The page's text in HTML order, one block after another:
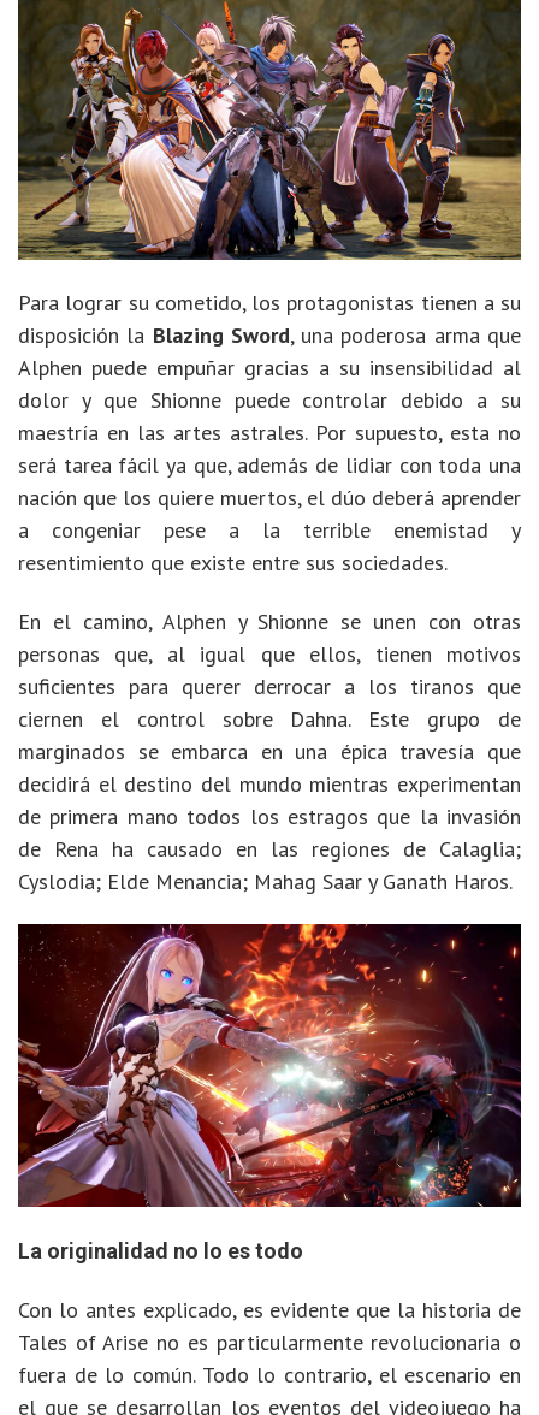
Para lograr su cometido, los protagonistas tienen a su
disposición la Blazing Sword, una poderosa arma que
Alphen puede empuñar gracias a su insensibilidad al
dolor y que Shionne puede controlar debido a su
maestría en las artes astrales. Por supuesto, esta no
será tarea fácil ya que, además de lidiar con toda una
nación que los quiere muertos, el dúo deberá aprender
a congeniar pese a la terrible enemistad y
resentimiento que existe entre sus sociedades.
En el camino, Alphen y Shionne se unen con otras
personas que, al igual que ellos, tienen motivos
suficientes para querer derrocar a los tiranos que
ciernen el control sobre Dahna. Este grupo de
marginados se embarca en una épica travesía que
decidirá el destino del mundo mientras experimentan
de primera mano todos los estragos que la invasión
de Rena ha causado en las regiones de Calaglia;
Cyslodia; Elde Menancia; Mahag Saar y Ganath Haros.
La originalidad no lo es todo
Con lo antes explicado, es evidente que la historia de
Tales of Arise no es particularmente revolucionaria o
fuera de lo común. Todo lo contrario, el escenario en
el que se desarrollan los eventos del videojuego ha